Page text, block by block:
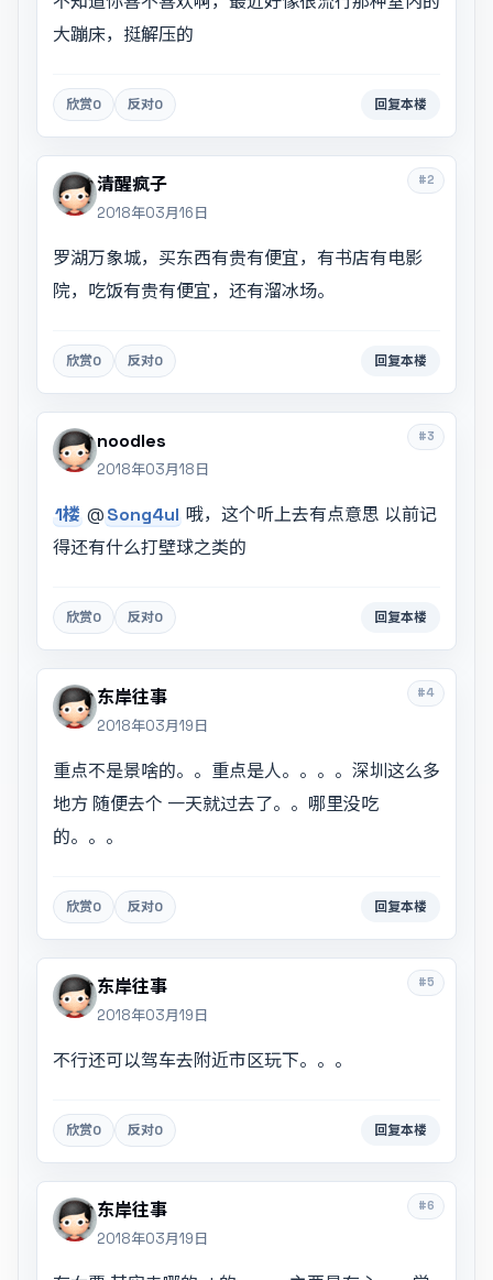
大蹦床，挺解压的
欣赏0 反对0 回复本楼
#2
清醒疯子
2018年03月16日
罗湖万象城，买东西有贵有便宜，有书店有电影
院，吃饭有贵有便宜，还有溜冰场。
欣赏0 反对0 回复本楼
#3
noodles
2018年03月18日
1楼 @Song4uI 哦，这个听上去有点意思 以前记
得还有什么打壁球之类的
欣赏0 反对0 回复本楼
#4
东岸往事
2018年03月19日
重点不是景啥的。。重点是人。。。。深圳这么多
地方 随便去个 一天就过去了。。哪里没吃
的。。。
欣赏0 反对0 回复本楼
#5
东岸往事
2018年03月19日
不行还可以驾车去附近市区玩下。。。
欣赏0 反对0 回复本楼
#6
东岸往事
2018年03月19日